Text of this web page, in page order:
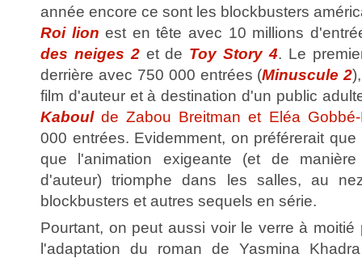
année encore ce sont les blockbusters
Roi lion est en tête avec 10 millions
des neiges 2 et de Toy Story 4. Le
derrière avec 750 000 entrées (Minuscule 2
film d'auteur et à destination d'un public
Kaboul de Zabou Breitman et Eléa Gobbé-
000 entrées. Evidemment, on préférerait
que l'animation exigeante (et de
d'auteur) triomphe dans les salles, au
blockbusters et autres sequels en série.
Pourtant, on peut aussi voir le verre à
l'adaptation du roman de Yasmina